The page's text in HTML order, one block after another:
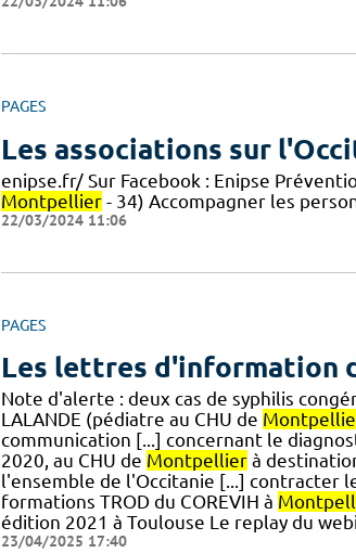
PAGES
Les associations sur
enipse.fr/ Sur Facebook : Enipse
Montpellier- 34) Accompagner les
22/03/2024 11:06
PAGES
Les lettres d'information
Note d'alerte : deux cas de syphilis
LALANDE (pédiatre au CHU de
communication [...] concernant le
2020, au CHU de Montpellierà
l'ensemble de l'Occitanie [...] contracter le
formations TROD du COREVIH à
édition 2021 à Toulouse Le replay du
23/04/2025 17:40